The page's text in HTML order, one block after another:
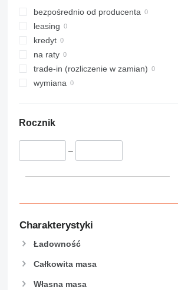
bezpośrednio od producenta
leasing
kredyt
na raty
trade-in (rozliczenie w zamian)
wymiana
Rocznik
–
Charakterystyki
Ładowność
Całkowita masa
Własna masa